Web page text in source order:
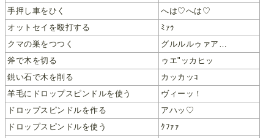
手押し車をひく
へは♡へは♡
オットセイを殴打する
ﾐｧｩ
クマの巣をつつく
グルルルゥァア…
斧で木を切る
ゥエ"ッカヒッ
鋭い石で木を削る
カッカッｺ
羊毛にドロップスピンドルを使う
ヴィーッ！
ドロップスピンドルを作る
アハッ♡
ドロップスピンドルを使う
ｸﾌｧｧ